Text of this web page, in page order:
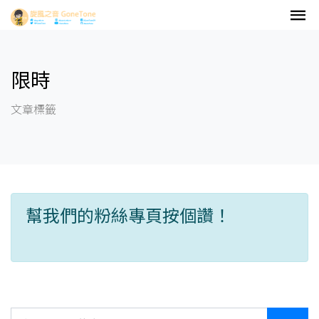
限時
文章標籤
幫我們的粉絲專頁按個讚！